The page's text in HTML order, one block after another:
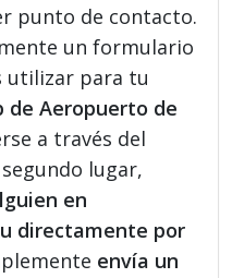
punto de contacto.
un formulario
utilizar para tu
de Aeropuerto de
a través del
segundo lugar,
en
directamente por
envía un